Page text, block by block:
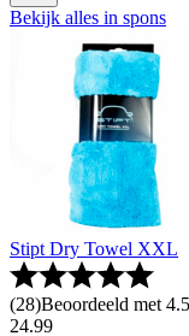
Bekijk alles in spons
Stipt Dry Towel XXL
(28)Beoordeeld met
24.99